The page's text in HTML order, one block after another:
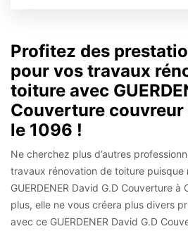
Profitez des
pour vos travaux
toiture avec
Couverture couvreur
le 1096 !
Ne cherchez plus d’autres
travaux rénovation de toiture puisque
GUERDENER David G.D Couverture
plus, elle ne vous créera plus divers
avec ce GUERDENER David G.D